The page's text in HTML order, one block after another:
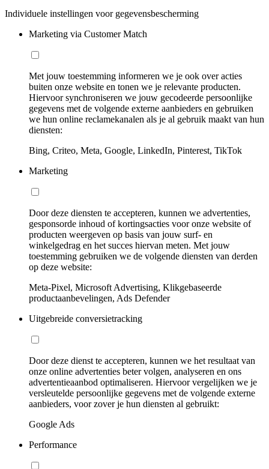
Individuele instellingen voor gegevensbescherming
Marketing via Customer Match
Met jouw toestemming informeren we je ook over acties
buiten onze website en tonen we je relevante producten.
Hiervoor synchroniseren we jouw gecodeerde persoonlijke
gegevens met de volgende externe aanbieders en gebruiken
we hun online reclamekanalen als je al gebruik maakt van hun
diensten:
Bing, Criteo, Meta, Google, LinkedIn, Pinterest, TikTok
Marketing
Door deze diensten te accepteren, kunnen we advertenties,
gesponsorde inhoud of kortingsacties voor onze website of
producten weergeven op basis van jouw surf- en
winkelgedrag en het succes hiervan meten. Met jouw
toestemming gebruiken we de volgende diensten van derden
op deze website:
Meta-Pixel, Microsoft Advertising, Klikgebaseerde
productaanbevelingen, Ads Defender
Uitgebreide conversietracking
Door deze dienst te accepteren, kunnen we het resultaat van
onze online advertenties beter volgen, analyseren en ons
advertentieaanbod optimaliseren. Hiervoor vergelijken we je
versleutelde persoonlijke gegevens met de volgende externe
aanbieders, voor zover je hun diensten al gebruikt:
Google Ads
Performance